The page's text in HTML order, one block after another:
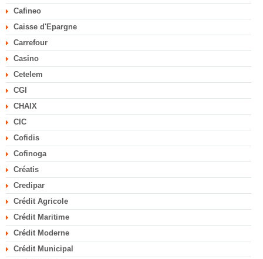
Cafineo
Caisse d'Epargne
Carrefour
Casino
Cetelem
CGI
CHAIX
CIC
Cofidis
Cofinoga
Créatis
Credipar
Crédit Agricole
Crédit Maritime
Crédit Moderne
Crédit Municipal